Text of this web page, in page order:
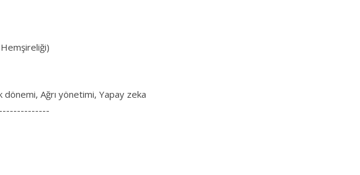
Hemşireliği)
dönemi, Ağrı yönetimi, Yapay zeka